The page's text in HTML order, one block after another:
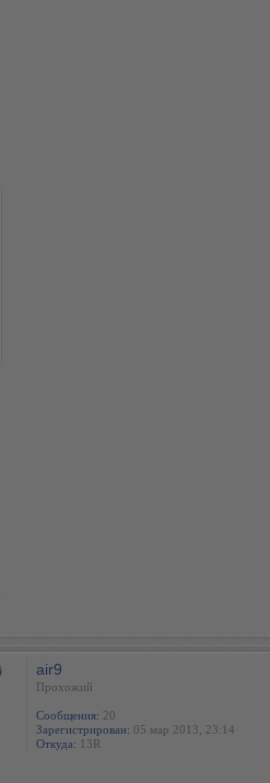
air9
Прохожий
Сообщения: 20
Зарегистрирован: 05 мар 2013, 23:14
Откуда: 13R